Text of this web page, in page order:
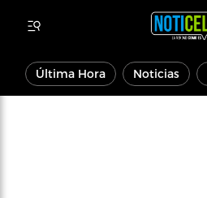
Última Hora Noticias